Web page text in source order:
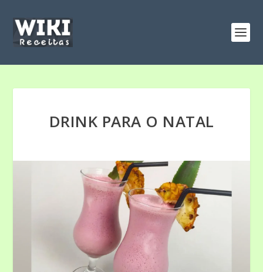
DRINK PARA O NATAL